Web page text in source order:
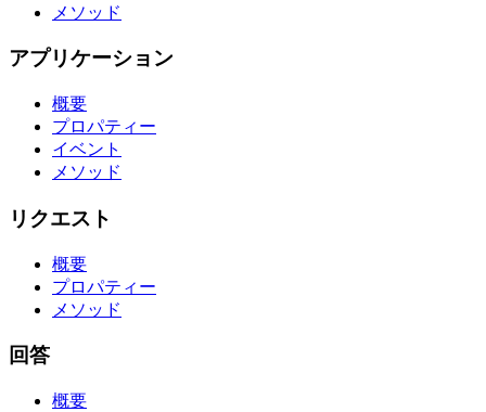
メソッド
アプリケーション
概要
プロパティー
イベント
メソッド
リクエスト
概要
プロパティー
メソッド
回答
概要